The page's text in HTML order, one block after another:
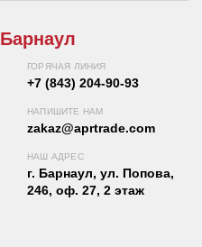
Барнаул
ГОРЯЧАЯ ЛИНИЯ
+7 (843) 204-90-93
НАПИШИТЕ НАМ
zakaz@aprtrade.com
НАШ АДРЕС
г. Барнаул, ул. Попова,
246, оф. 27, 2 этаж